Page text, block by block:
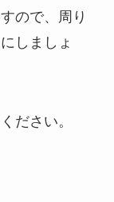
ので、周り
しましょ
ださい。